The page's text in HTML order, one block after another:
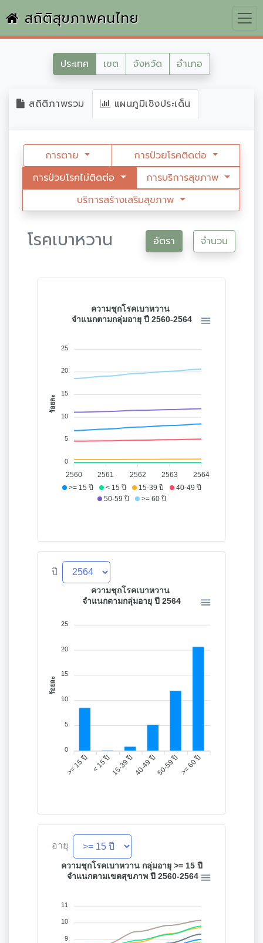
สถิติสุขภาพคนไทย
ประเทศ เขต จังหวัด อำเภอ
สถิติภาพรวม แผนภูมิเชิงประเด็น
การตาย
การป่วยโรคติดต่อ
การป่วยโรคไม่ติดต่อ
การบริการสุขภาพ
บริการสร้างเสริมสุขภาพ
โรคเบาหวาน อัตรา จำนวน